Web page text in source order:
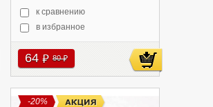
к сравнению
в избранное
64руб 80руб
-20%